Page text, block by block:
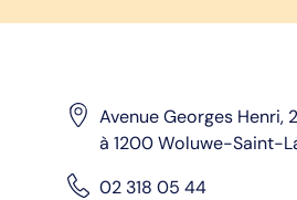
Avenue Georges Henri,
à 1200 Woluwe-Saint-
02 318 05 44